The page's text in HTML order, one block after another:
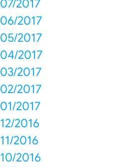
07/2017
06/2017
05/2017
04/2017
03/2017
02/2017
01/2017
12/2016
11/2016
10/2016